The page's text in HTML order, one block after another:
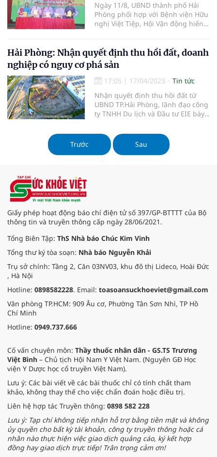
Ngày 11/8, UBND thành phố Hải
Phòng phối hợp với Bệnh viện Hữu
nghị Việt Tiệp, Hội Vận động hiến
tổ chức Ngày hội chung tay vì sự
sống; phát động phong trào đăng
ký hiến tặng mô, tạng hưởng ứng
Ngày hiến tạng thế giới (13/8) và
tri ân người hiến tặng mô, tạng.
Hải Phòng: Nhận quyết định thu hồi đất, doanh
nghiệp có nguy cơ phá sản
17:05 | 17/04/2023
Tin tức
Nhận quyết định thu hồi đất từ
UBND TP.Hải Phòng, lãnh đạo công
ty TNHH Du lịch và Đầu tư EIE bày
thời gian sử dụng đất…
Trước
Sau
Giấy phép hoạt động báo chí điện tử số 397/GP-BTTTT của Bộ
thông tin và truyền thông cấp ngày 28/06/2021.
Tổng Biên Tập: ThS Nhà báo Chúc Kim Vinh
Tổng thư ký tòa soạn: Nhà báo Nguyễn Khải
Trụ sở chính: Tầng 2, Căn 03NV03, khu đô thị Lideco, Hoài Đức
, Hà Nội
Hotline: 0898582228. Email: toasoansuckhoeviet@gmail.com
Văn phòng TP.HCM: 909 Âu cơ, Phường Tân Sơn Nhì, TP Hồ
Chí Minh
Hotline: 0949.737.666
Cố vấn chuyên môn: Thầy thuốc nhân dân - GS.TS Trương
Việt Bình – Chủ tịch Hội Nam Y Việt Nam. (Nguyên GĐ Học
viện Y Dược học cổ truyền Việt Nam).
Lưu ý: Các bài viết về các bài thuốc chỉ có tính chất tham
khảo, không thay thế cho việc chẩn đoán hoặc điều trị.
Liên hệ hợp tác Truyền thông: 0898 582 228
Lưu ý: Tạp chí không tiếp nhận hỗ trợ bằng tiền mặt và không
ủy quyền cho bất kỳ tài khoản, công ty truyền thông hoặc cá
nhân nào thực hiện việc giao dịch quảng cáo, ký kết hợp
đồng hay giao dịch trực tiếp! Trân trọng cảm ơn!